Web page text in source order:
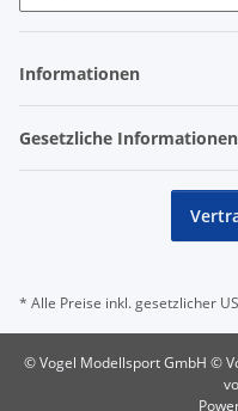
Informationen
Gesetzliche Informationen
* Alle Preise inkl. gesetzlicher
© Vogel Modellsport GmbH ©